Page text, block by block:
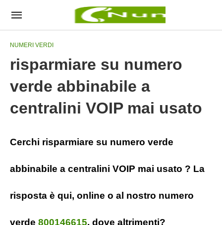
NUMERI VERDI
risparmiare su numero
verde abbinabile a
centralini VOIP mai usato
Cerchi risparmiare su numero verde
abbinabile a centralini VOIP mai usato ? La
risposta è qui, online o al nostro numero
verde 800146615, dove altrimenti?